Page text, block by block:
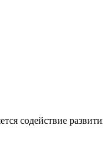
содействие